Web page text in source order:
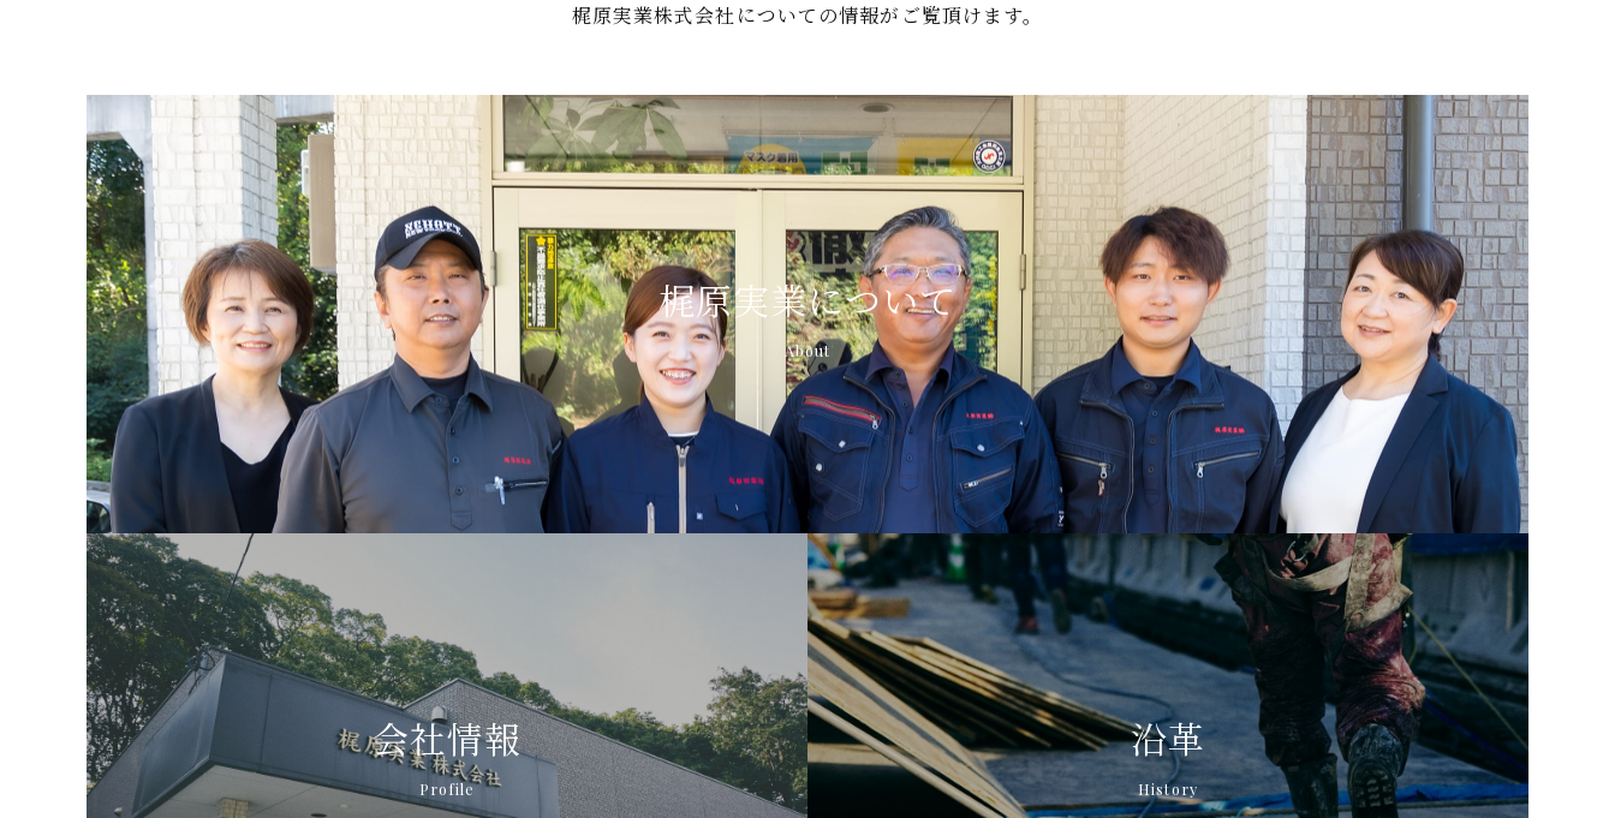
梶原実業株式会社についての情報がご覧頂けます。
梶原実業について
About
会社情報
Profile
沿革
History